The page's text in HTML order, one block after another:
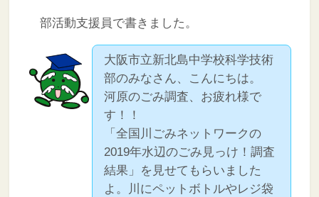
部活動支援員で書きました。
大阪市立新北島中学校科学技術
部のみなさん、こんにちは。
河原のごみ調査、お疲れ様で
す！！
「全国川ごみネットワークの
2019年水辺のごみ見っけ！調査
結果」を見せてもらいました
よ。川にペットボトルやレジ袋